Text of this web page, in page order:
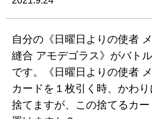
自分の《日曜日よりの使者
縫合 アモデゴラス》がバト
です。《日曜日よりの使者
カードを１枚引く時、かわ
捨てますが、この捨てるカ